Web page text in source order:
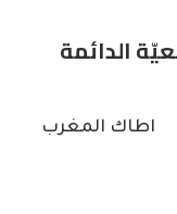
الدائمة
اطاك المغرب